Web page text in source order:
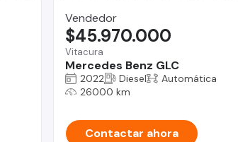
Vendedor
Vitacura
Mercedes Benz GLC
$45.970.000
2022 Diesel
Automática
26000 km
Contactar ahora